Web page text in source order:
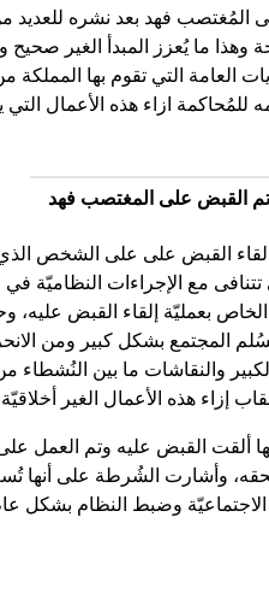
فهد بعد نشره للعديد
ما يُعزز المبدأ الغير صحيح
العامة التي تقوم بها
للمُحاكمة ازاء هذه الأعمال التي
القبض على المغتصب فهد
القبض على على الشخص الذي
تتنافى مع الإجراءات النظاميّة
الخاص بعمليّة إلقاء القبض
المجتمع بشكل كبير ومن
والنقاشات ما بين النُشطاء
إزاء هذه الأعمال الغير أخلاقيّة
ألقت القبض عليه وتم العمل على
وأشارت الشُرطة على أنها
وضبط النظام بشكل